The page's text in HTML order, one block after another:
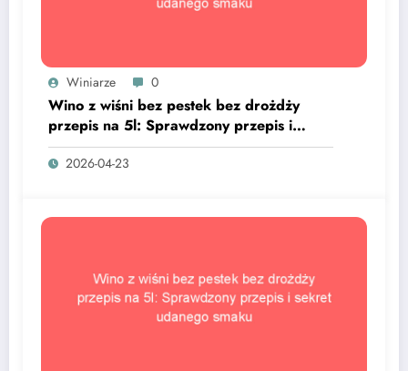
Winiarze 0
Wino z wiśni bez pestek bez drożdży
przepis na 5l: Sprawdzony przepis i
sekret udanego smaku
2026-04-23